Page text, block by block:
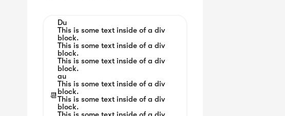
📆
Du
This is some text inside of a div
block.
This is some text inside of a div
block.
This is some text inside of a div
block.
au
This is some text inside of a div
block.
This is some text inside of a div
block.